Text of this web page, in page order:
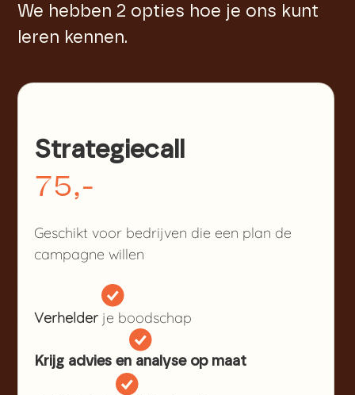
We hebben 2 opties hoe je ons kunt
leren kennen.
Strategiecall
75,-
Geschikt voor bedrijven die een plan de
campagne willen
Verhelder je boodschap
Krijg advies en analyse op maat